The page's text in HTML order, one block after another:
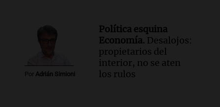
Audio.La inflación en Buenos Aires
alcanza el 2,9% en julio, generando
incertidumbre sobre el IPC nacional
Panorama Federal
Episodios
Por Adrián Simioni
Política esquina
Economía. Desalojos:
propietarios del
interior, no se aten
los rulos